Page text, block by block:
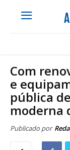
Com
e
pública
moderna
Publicado por